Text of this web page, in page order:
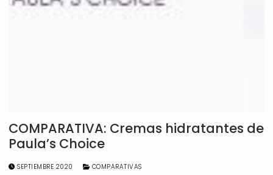
COMPARATIVA: Cremas hidratantes de
Paula’s Choice
SEPTIEMBRE 2020 COMPARATIVAS